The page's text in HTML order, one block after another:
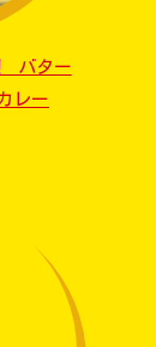
バター
レー